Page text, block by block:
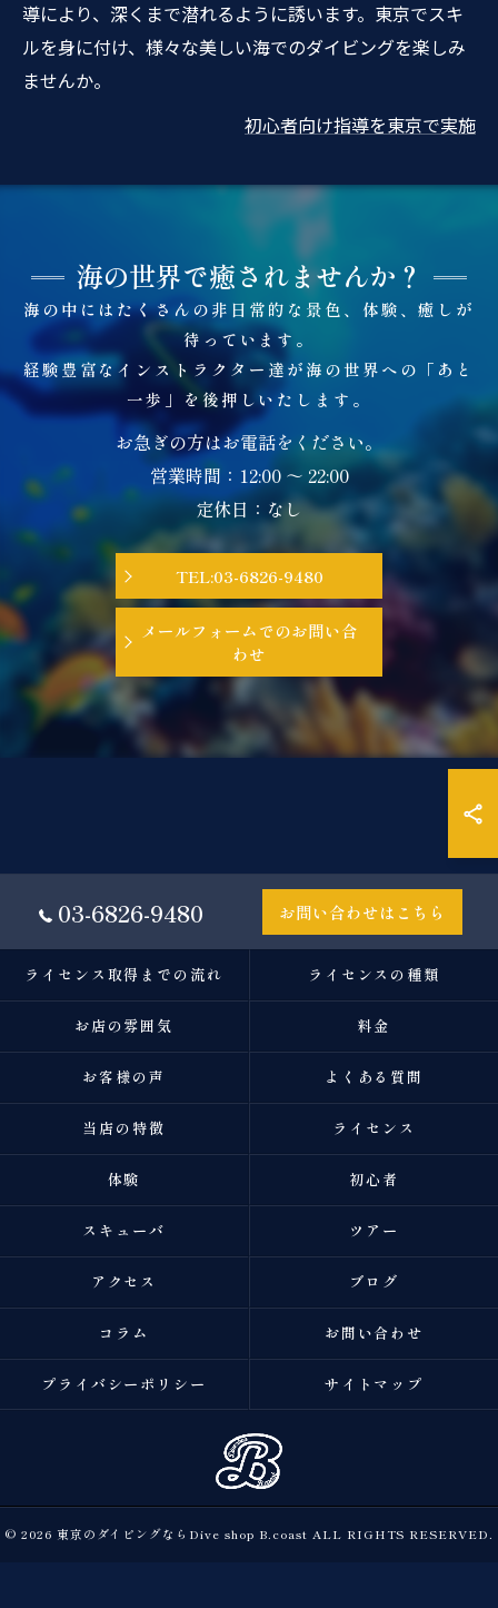
導により、深くまで潜れるように誘います。東京でスキ
ルを身に付け、様々な美しい海でのダイビングを楽しみ
ませんか。
初心者向け指導を東京で実施
海の中にはたくさんの非日常的な景色、体験、癒しが
待っています。
経験豊富なインストラクター達が海の世界への「あと
一歩」を後押しいたします。
海の世界で癒されませんか？
お急ぎの方はお電話をください。
営業時間：12:00 ～ 22:00
定休日：なし
TEL:03-6826-9480
メールフォームでのお問い合
わせ
03-6826-9480 お問い合わせはこちら
ライセンス取得までの流れ ライセンスの種類
お店の雰囲気 料金
お客様の声 よくある質問
当店の特徴 ライセンス
体験 初心者
スキューバ ツアー
アクセス ブログ
コラム お問い合わせ
プライバシーポリシー サイトマップ
© 2026 東京のダイビングならDive shop B.coast ALL RIGHTS RESERVED.